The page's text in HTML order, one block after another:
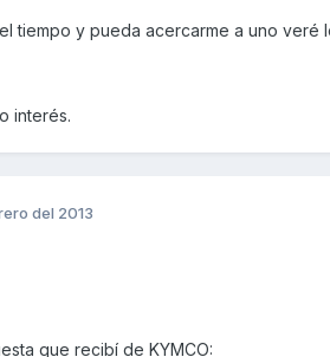
tiempo y pueda acercarme a uno veré
interés.
del 2013
que recibí de KYMCO: